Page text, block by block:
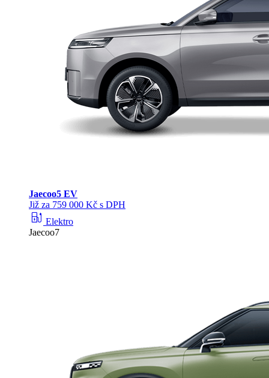
Jaecoo5 EV
Již za 759 000 Kč s DPH
ev_station Elektro
Jaecoo7